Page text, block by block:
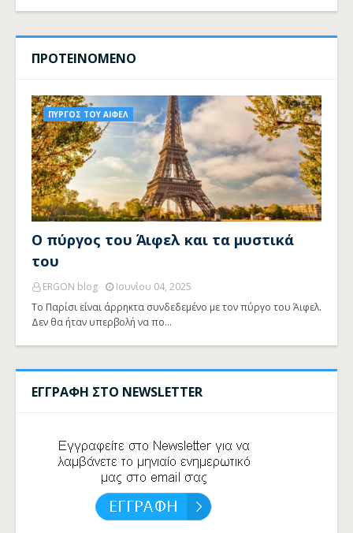
ΠΡΟΤΕΙΝΟΜΕΝΟ
ΠΥΡΓΟΣ ΤΟΥ ΑΙΦΕΛ
Ο πύργος του Άιφελ και τα μυστικά
του
ERGON blog
Ιουνίου 04, 2025
Το Παρίσι είναι άρρηκτα συνδεδεμένο με τον πύργο του Άιφελ.
Δεν θα ήταν υπερβολή να πο…
ΕΓΓΡΑΦΗ ΣΤΟ NEWSLETTER